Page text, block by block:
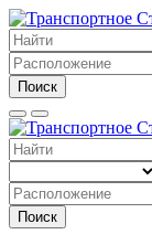
Поиск
Поиск